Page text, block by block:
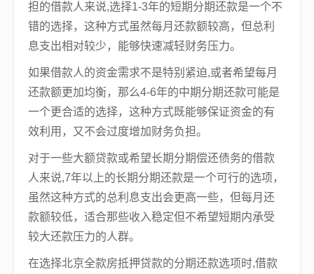
担的借款人来说,选择1-3年的短期分期还款是一个不
错的选择，这种方式虽然每月还款额较高，但总利
息支出相对较少，能够快速减轻财务压力。
如果借款人的资金需求不是特别紧迫,或者希望每月
还款额更加均衡，那么4-6年的中期分期还款可能是
一个更合适的选择，这种方式既能够保证资金的有
效利用，又不会过度增加财务负担。
对于一些大额贷款或希望长期分期偿还债务的借款
人来说,7年以上的长期分期还款是一个可行的选项，
虽然这种方式的总利息支出会更高一些，但每月还
款额较低，适合那些收入稳定但不希望短期内承受
较大还款压力的人群。
在选择北京全款房抵押贷款的分期还款选项时,借款